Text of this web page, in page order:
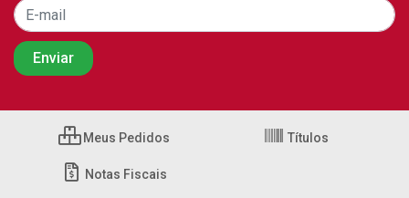
Meus Pedidos Títulos
Notas Fiscais